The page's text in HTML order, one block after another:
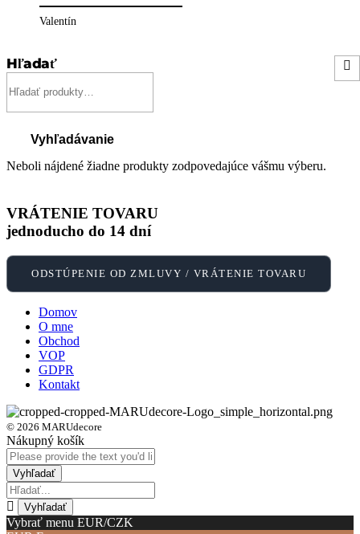
Neboli nájdené žiadne produkty zodpovedajúce vášmu výberu.
Valentín
Hľadať
Vyhľadávanie
VRÁTENIE TOVARU
jednoducho do 14 dní
ODSTÚPENIE OD ZMLUVY / VRÁTENIE TOVARU
Domov
O mne
Obchod
VOP
GDPR
Kontakt
© 2026 MARUdecore
Nákupný košík
Vybrať menu EUR/CZK